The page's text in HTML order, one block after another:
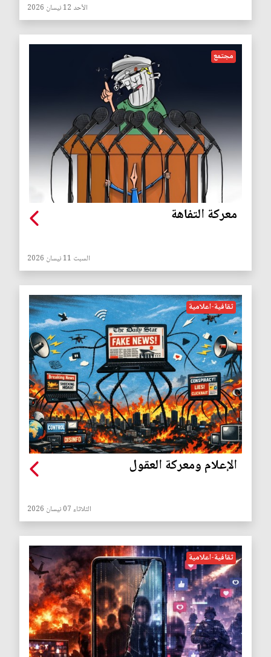
الأحد 12 نيسان 2026
مجتمع
معركة التفاهة
السبت 11 نيسان 2026
ثقافية-اعلامية
الإعلام ومعركة العقول
الثلاثاء 07 نيسان 2026
ثقافية-اعلامية